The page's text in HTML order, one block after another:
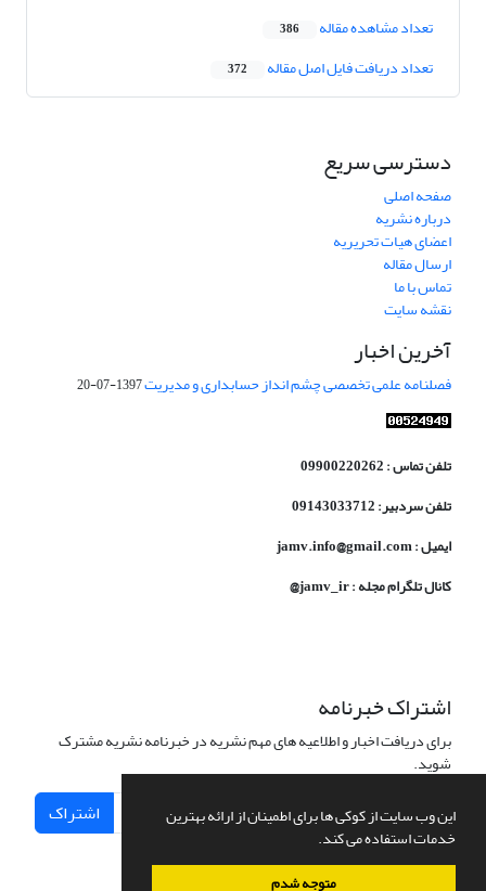
این وب سایت از کوکی ها برای اطمینان از ارائه بهترین
خدمات استفاده می کند.
متوجه شدم
تعداد مشاهده مقاله 386
تعداد دریافت فایل اصل مقاله 372
دسترسی سریع
صفحه اصلی
درباره نشریه
اعضای هیات تحریریه
ارسال مقاله
تماس با ما
نقشه سایت
آخرین اخبار
فصلنامه علمی تخصصی چشم انداز حسابداری و مدیریت1397-07-20
تلفن تماس : 09900220262
تلفن سردبیر: 09143033712
ایمیل : jamv.info@gmail.com
کانال تلگرام مجله : jamv_ir@
اشتراک خبرنامه
برای دریافت اخبار و اطلاعیه های مهم نشریه در خبرنامه نشریه مشترک
شوید.
اشتراک